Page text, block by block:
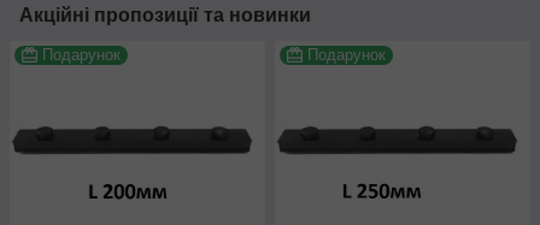
Акційні пропозиції та новинки
Подарунок Подарунок